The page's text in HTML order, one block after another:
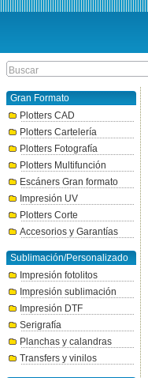
Gran Formato
Plotters CAD
Plotters Cartelería
Plotters Fotografía
Plotters Multifunción
Escáners Gran formato
Impresión UV
Plotters Corte
Accesorios y Garantías
Sublimación/Personalizado
Impresión fotolitos
Impresión sublimación
Impresión DTF
Serigrafía
Planchas y calandras
Transfers y vinilos